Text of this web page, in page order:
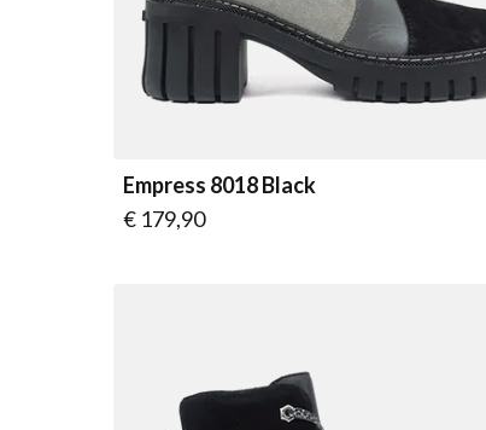
Empress 8018 Black
Vanaf
€ 179,90